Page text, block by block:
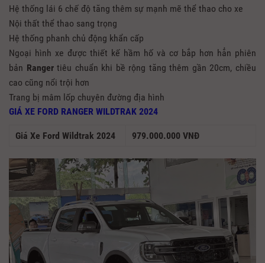
Hệ thống lái 6 chế độ tăng thêm sự mạnh mẽ thể thao cho xe
Nội thất thể thao sang trọng
Hệ thống phanh chủ động khẩn cấp
Ngoại hình xe được thiết kế hầm hố và cơ bắp hơn hẳn phiên
bản Rangertiêu chuẩn khi bề rộng tăng thêm gần 20cm, chiều
cao cũng nổi trội hơn
Trang bị mâm lốp chuyên đường địa hình
GIÁ XE FORD RANGER WILDTRAK 2024
Giá Xe Ford Wildtrak 2024 979.000.000 VNĐ